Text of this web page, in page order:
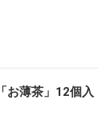
お薄茶」12個入